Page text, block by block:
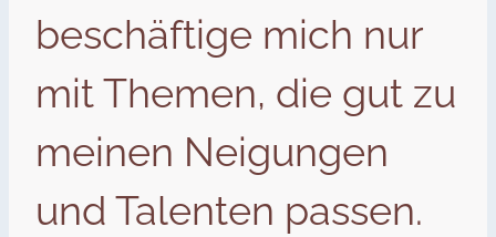
beschäftige mich nur
mit Themen, die gut zu
meinen Neigungen
und Talenten passen.